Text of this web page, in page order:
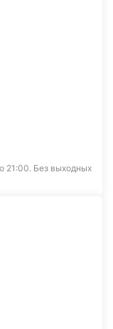
21:00. Без выходных